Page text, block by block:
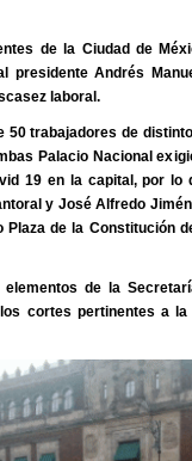
de la Ciudad de
presidente Andrés
laboral.
50 trabajadores de
Palacio Nacional
19 en la capital, por
y José Alfredo
de la Constitución
de la
cortes pertinentes a